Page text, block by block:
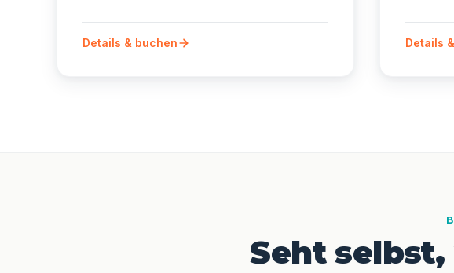
Details & buchen Details
Seht